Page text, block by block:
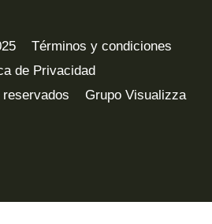
Términos y condiciones
de Privacidad
Grupo Visualizza